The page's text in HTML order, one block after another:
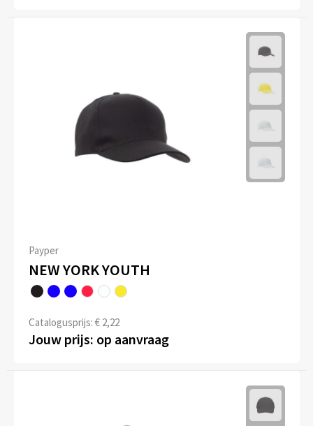
Payper
NEW YORK YOUTH
Catalogusprijs: € 2,22
Jouw prijs: op aanvraag